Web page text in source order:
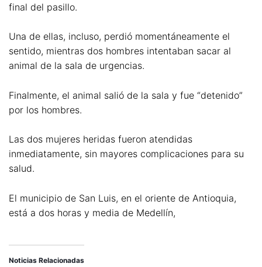
final del pasillo.
Una de ellas, incluso, perdió momentáneamente el
sentido, mientras dos hombres intentaban sacar al
animal de la sala de urgencias.
Finalmente, el animal salió de la sala y fue “detenido”
por los hombres.
Las dos mujeres heridas fueron atendidas
inmediatamente, sin mayores complicaciones para su
salud.
El municipio de San Luis, en el oriente de Antioquia,
está a dos horas y media de Medellín,
Noticias Relacionadas